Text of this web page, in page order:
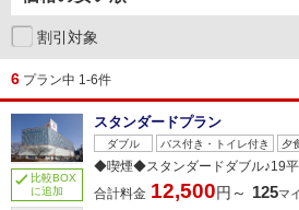
割引対象
6 プラン中 1-6件
比較BOX
に追加
スタンダードプラン
ダブル バス付き・トイレ付き 夕
◆喫煙◆スタンダードダブル♪19
合計料金 12,500円～ 125マ